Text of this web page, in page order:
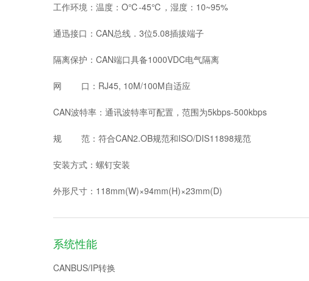
工作环境：温度：O℃-45℃，湿度：10~95%
通迅接口：CAN总线．3位5.08插拔端子
隔离保护：CAN端口具备1000VDC电气隔离
网 口：RJ45, 10M/100M自适应
CAN波特率：通讯波特率可配置，范围为5kbps-500kbps
规 范：符合CAN2.OB规范和ISO/DIS11898规范
安装方式：螺钉安装
外形尺寸：118mm(W)×94mm(H)×23mm(D)
系统性能
CANBUS/IP转换